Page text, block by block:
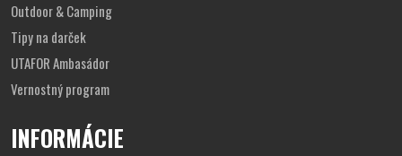
Outdoor & Camping
Tipy na darček
UTAFOR Ambasádor
Vernostný program
INFORMÁCIE